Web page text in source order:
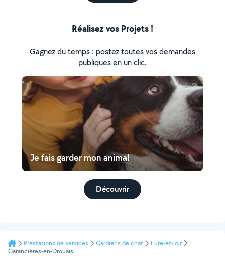
Réalisez vos Projets !
Gagnez du temps : postez toutes vos demandes
publiques en un clic.
Je fais garder mon animal
Découvrir
Prestations de services Gardiens de chat
Eure-et-loir
Garancières-en-Drouais